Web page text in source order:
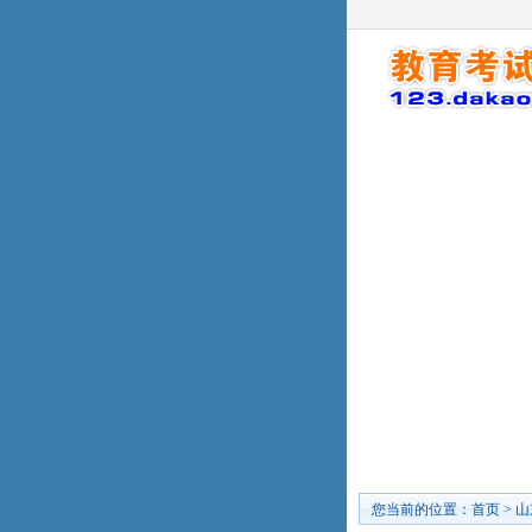
您当前的位置： 首页 >